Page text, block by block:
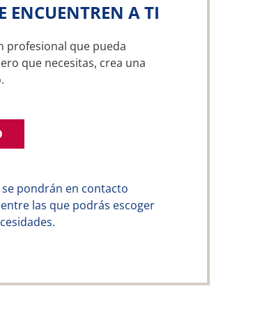
ENCUENTREN A TI
profesional que pueda
que necesitas, crea una
pondrán en contacto
las que podrás escoger